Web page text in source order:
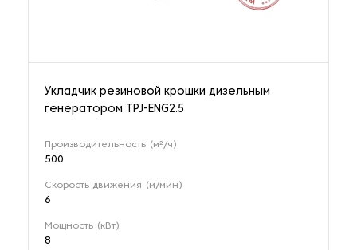
Укладчик резиновой крошки дизельным
генератором TPJ-ENG2.5
Производительность (м²/ч)
500
Скорость движения (м/мин)
6
Мощность (кВт)
8